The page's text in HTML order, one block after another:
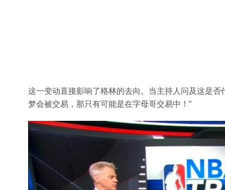
这一变动直接影响了格林的去向。当主持人问及这是
梦会被交易，那只有可能是在字母哥交易中！”